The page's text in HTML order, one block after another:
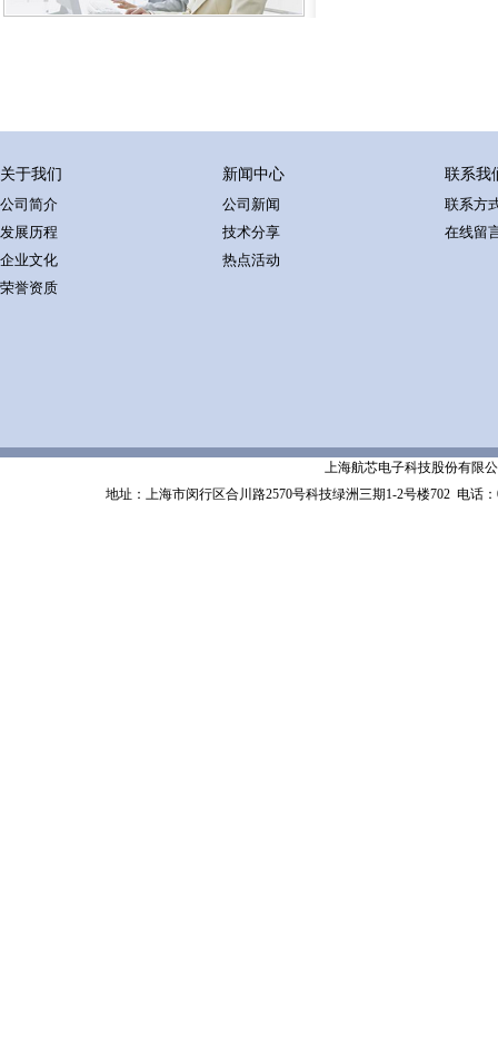
关于我们
公司简介
发展历程
企业文化
荣誉资质
新闻中心
公司新闻
技术分享
热点活动
联系我
联系方
在线留
上海航芯电子科技股份有限公
地址：上海市闵行区合川路2570号科技绿洲三期1-2号楼702 电话